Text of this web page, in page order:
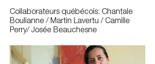
Collaborateurs québécois: Chantale
Boulianne / Martin Lavertu / Camille
Perry/ Josée Beauchesne